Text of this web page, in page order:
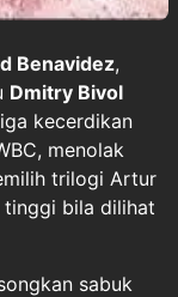
Benavidez,
Dmitry Bivol
kecerdikan
menolak
trilogi Artur
tinggi bila dilihat
sabuk